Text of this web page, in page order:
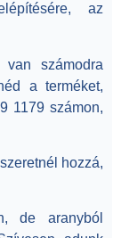
az
számodra
a terméket,
1179 számon,
hozzá,
de aranyból